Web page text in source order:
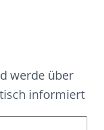
werde über
informiert